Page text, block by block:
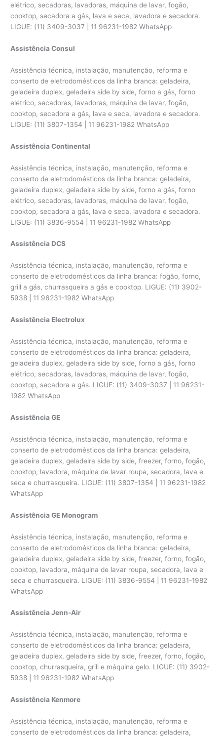
elétrico, secadoras, lavadoras, máquina de lavar, fogão,
cooktop, secadora a gás, lava e seca, lavadora e secadora.
LIGUE: (11) 3409-3037 | 11 96231-1982 WhatsApp
Assistência Consul
Assistência técnica, instalação, manutenção, reforma e
conserto de eletrodomésticos da linha branca: geladeira,
geladeira duplex, geladeira side by side, forno a gás, forno
elétrico, secadoras, lavadoras, máquina de lavar, fogão,
cooktop, secadora a gás, lava e seca, lavadora e secadora.
LIGUE: (11) 3807-1354 | 11 96231-1982 WhatsApp
Assistência Continental
Assistência técnica, instalação, manutenção, reforma e
conserto de eletrodomésticos da linha branca: geladeira,
geladeira duplex, geladeira side by side, forno a gás, forno
elétrico, secadoras, lavadoras, máquina de lavar, fogão,
cooktop, secadora a gás, lava e seca, lavadora e secadora.
LIGUE: (11) 3836-9554 | 11 96231-1982 WhatsApp
Assistência DCS
Assistência técnica, instalação, manutenção, reforma e
conserto de eletrodomésticos da linha branca: fogão, forno,
grill a gás, churrasqueira a gás e cooktop. LIGUE: (11) 3902-
5938 | 11 96231-1982 WhatsApp
Assistência Electrolux
Assistência técnica, instalação, manutenção, reforma e
conserto de eletrodomésticos da linha branca: geladeira,
geladeira duplex, geladeira side by side, forno a gás, forno
elétrico, secadoras, lavadoras, máquina de lavar, fogão,
cooktop, secadora a gás. LIGUE: (11) 3409-3037 | 11 96231-
1982 WhatsApp
Assistência GE
Assistência técnica, instalação, manutenção, reforma e
conserto de eletrodomésticos da linha branca: geladeira,
geladeira duplex, geladeira side by side, freezer, forno, fogão,
cooktop, lavadora, máquina de lavar roupa, secadora, lava e
seca e churrasqueira. LIGUE: (11) 3807-1354 | 11 96231-1982
WhatsApp
Assistência GE Monogram
Assistência técnica, instalação, manutenção, reforma e
conserto de eletrodomésticos da linha branca: geladeira,
geladeira duplex, geladeira side by side, freezer, forno, fogão,
cooktop, lavadora, máquina de lavar roupa, secadora, lava e
seca e churrasqueira. LIGUE: (11) 3836-9554 | 11 96231-1982
WhatsApp
Assistência Jenn-Air
Assistência técnica, instalação, manutenção, reforma e
conserto de eletrodomésticos da linha branca: geladeira,
geladeira duplex, geladeira side by side, freezer, forno, fogão,
cooktop, churrasqueira, grill e máquina gelo. LIGUE: (11) 3902-
5938 | 11 96231-1982 WhatsApp
Assistência Kenmore
Assistência técnica, instalação, manutenção, reforma e
conserto de eletrodomésticos da linha branca: geladeira,